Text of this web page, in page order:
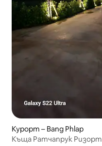
Курорт – Bang Phlap
Къща Ратчапрук Ризорт